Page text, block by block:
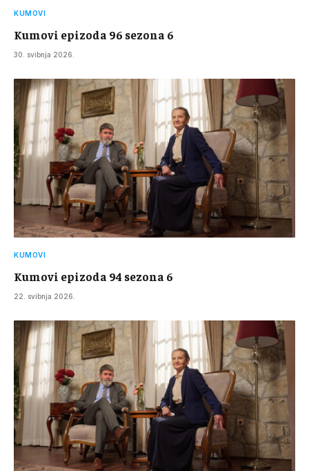
KUMOVI
Kumovi epizoda 96 sezona 6
30. svibnja 2026.
KUMOVI
Kumovi epizoda 94 sezona 6
22. svibnja 2026.